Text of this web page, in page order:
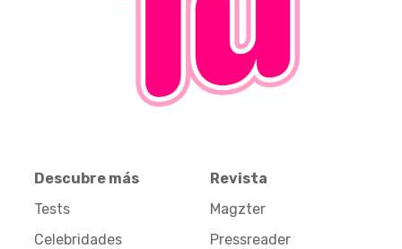
Descubre más
Tests
Celebridades
Revista
Magzter
Pressreader